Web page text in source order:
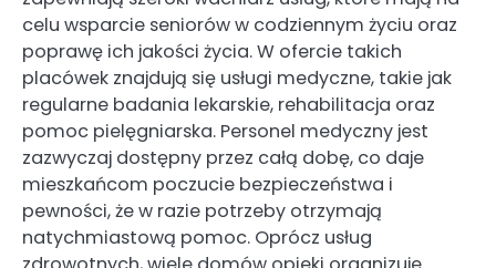
celu wsparcie seniorów w codziennym życiu oraz
poprawę ich jakości życia. W ofercie takich
placówek znajdują się usługi medyczne, takie jak
regularne badania lekarskie, rehabilitacja oraz
pomoc pielęgniarska. Personel medyczny jest
zazwyczaj dostępny przez całą dobę, co daje
mieszkańcom poczucie bezpieczeństwa i
pewności, że w razie potrzeby otrzymają
natychmiastową pomoc. Oprócz usług